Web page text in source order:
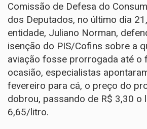
Comissão de Defesa do
dos Deputados, no último dia
entidade, Juliano Norman,
isenção do PIS/Cofins sobre a
aviação fosse prorrogada até o
ocasião, especialistas
fevereiro para cá, o preço do
dobrou, passando de R$ 3,30 o
6,65/litro.